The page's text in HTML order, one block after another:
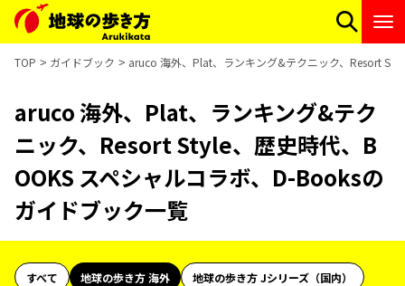
TOP ガイドブック aruco 海外、Plat、ランキング&テクニック、Resort
aruco 海外、Plat、ランキング&テク
ニック、Resort Style、歴史時代、B
OOKS スペシャルコラボ、D-Booksの
ガイドブック一覧
すべて 地球の歩き方 海外
地球の歩き方 Jシリーズ（国内）